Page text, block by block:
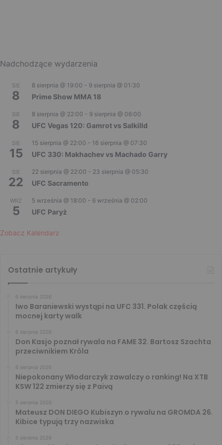
Nadchodzące wydarzenia
SIE
8
8 sierpnia @ 19:00 - 9 sierpnia @ 01:30
Prime Show MMA 18
SIE
8
8 sierpnia @ 22:00 - 9 sierpnia @ 06:00
UFC Vegas 120: Gamrot vs Salkilld
SIE
15
15 sierpnia @ 22:00 - 16 sierpnia @ 07:30
UFC 330: Makhachev vs Machado Garry
SIE
22
22 sierpnia @ 22:00 - 23 sierpnia @ 05:30
UFC Sacramento
WRZ
5
5 września @ 18:00 - 6 września @ 02:00
UFC Paryż
Zobacz Kalendarz
Ostatnie artykuły
6 sierpnia 2026
Iwo Baraniewski wystąpi na UFC 331. Polak częścią
mocnej karty walk
6 sierpnia 2026
Don Kasjo poznał rywala na FAME 32. Bartosz Szachta
przeciwnikiem Króla
6 sierpnia 2026
Niepokonany Włodarczyk zawalczy o ranking! Na XTB
KSW 122 zmierzy się z Paivą
5 sierpnia 2026
Mateusz DON DIEGO Kubiszyn o rywalu na GROMDA 26.
Kibice typują trzy nazwiska
5 sierpnia 2026